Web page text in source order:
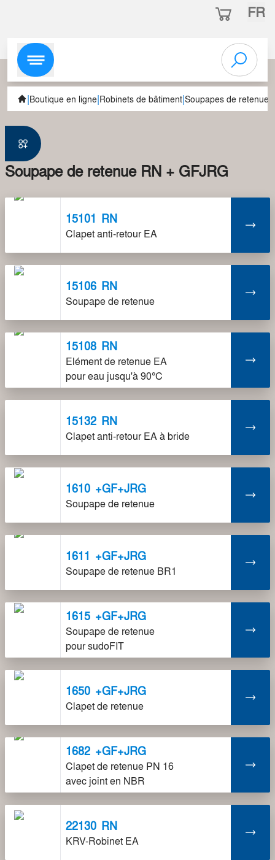
FR
|Boutique en ligne|Robinets de bâtiment|Soupapes de retenue
Soupape de retenue RN + GFJRG
15101 RN
Clapet anti-retour EA
15106 RN
Soupape de retenue
15108 RN
Elément de retenue EA
pour eau jusqu'à 90°C
15132 RN
Clapet anti-retour EA à bride
1610 +GF+JRG
Soupape de retenue
1611 +GF+JRG
Soupape de retenue BR1
1615 +GF+JRG
Soupape de retenue
pour sudoFIT
1650 +GF+JRG
Clapet de retenue
1682 +GF+JRG
Clapet de retenue PN 16
avec joint en NBR
22130 RN
KRV-Robinet EA